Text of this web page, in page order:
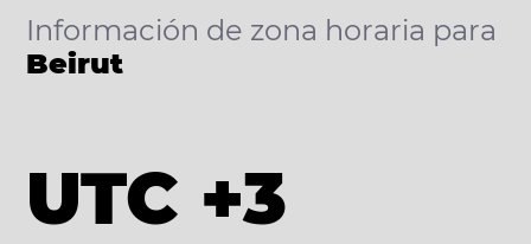
Información de zona horaria para
Beirut
UTC +3